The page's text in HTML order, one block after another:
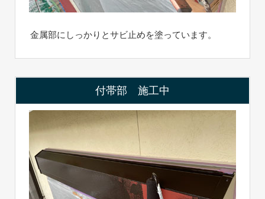
金属部にしっかりとサビ止めを塗っています。
付帯部 施工中